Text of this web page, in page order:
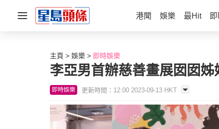
港聞 娛樂 最Hit
主頁 娛樂 即時娛樂
李亞男首辦慈善畫展囡囡
即時娛樂 更新時間：12:00 2023-09-13 HKT